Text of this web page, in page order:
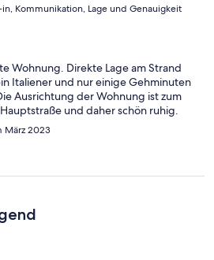
Kommunikation, Lage und Genauigkeit
Wohnung. Direkte Lage am Strand
Italiener und nur einige Gehminuten
Ausrichtung der Wohnung ist zum
und daher schön ruhig.
März 2023